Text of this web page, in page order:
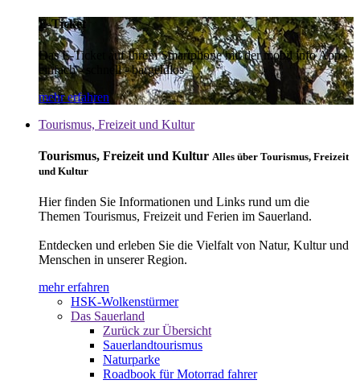
E-Ticket
Das E-Ticket auf Ihrem Smartphone mit der mobil info App -
einfach - schnell - bargeldlos
mehr erfahren
Tourismus, Freizeit und Kultur
Tourismus, Freizeit und Kultur Alles über Tourismus, Freizeit
und Kultur
Hier finden Sie Informationen und Links rund um die
Themen Tourismus, Freizeit und Ferien im Sauerland.
Entdecken und erleben Sie die Vielfalt von Natur, Kultur und
Menschen in unserer Region.
mehr erfahren
HSK-Wolkenstürmer
Das Sauerland
Zurück zur Übersicht
Sauerlandtourismus
Naturparke
Roadbook für Motorrad fahrer